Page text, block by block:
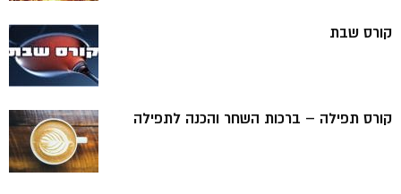
קורס שבת
קורס תפילה – ברכות השחר והכנה לתפילה